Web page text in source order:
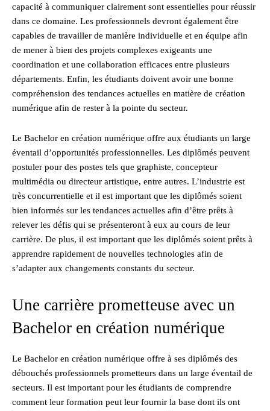
capacité à communiquer clairement sont essentielles pour réussir
dans ce domaine. Les professionnels devront également être
capables de travailler de manière individuelle et en équipe afin
de mener à bien des projets complexes exigeants une
coordination et une collaboration efficaces entre plusieurs
départements. Enfin, les étudiants doivent avoir une bonne
compréhension des tendances actuelles en matière de création
numérique afin de rester à la pointe du secteur.
Le Bachelor en création numérique offre aux étudiants un large
éventail d’opportunités professionnelles. Les diplômés peuvent
postuler pour des postes tels que graphiste, concepteur
multimédia ou directeur artistique, entre autres. L’industrie est
très concurrentielle et il est important que les diplômés soient
bien informés sur les tendances actuelles afin d’être prêts à
relever les défis qui se présenteront à eux au cours de leur
carrière. De plus, il est important que les diplômés soient prêts à
apprendre rapidement de nouvelles technologies afin de
s’adapter aux changements constants du secteur.
Une carrière prometteuse avec un
Bachelor en création numérique
Le Bachelor en création numérique offre à ses diplômés des
débouchés professionnels prometteurs dans un large éventail de
secteurs. Il est important pour les étudiants de comprendre
comment leur formation peut leur fournir la base dont ils ont